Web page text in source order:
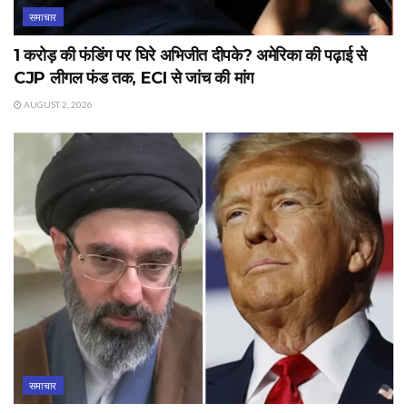
समाचार
1 करोड़ की फंडिंग पर घिरे अभिजीत दीपके? अमेरिका की पढ़ाई से
CJP लीगल फंड तक, ECI से जांच की मांग
AUGUST 2, 2026
समाचार